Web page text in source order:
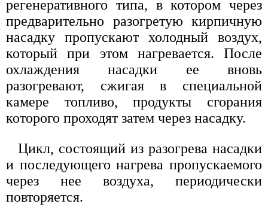
регенеративного типа, в котором через
предварительно разогретую кирпичную
насадку пропускают холодный воздух,
который при этом нагревается. После
охлаждения насадки ее вновь
разогревают, сжигая в специальной
камере топливо, продукты сгорания
которого проходят затем через насадку.
Цикл, состоящий из разогрева насадки
и последующего нагрева пропускаемого
через нее воздуха, периодически
повторяется.